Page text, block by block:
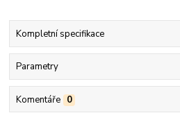
Kompletní specifikace
Parametry
Komentáře 0